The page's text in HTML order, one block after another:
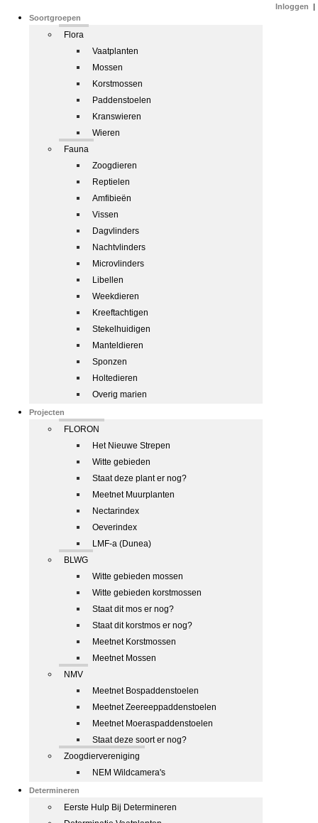
Soortgroepen
Flora
Vaatplanten
Mossen
Korstmossen
Paddenstoelen
Kranswieren
Wieren
Fauna
Zoogdieren
Reptielen
Amfibieën
Vissen
Dagvlinders
Nachtvlinders
Microvlinders
Libellen
Weekdieren
Kreeftachtigen
Stekelhuidigen
Manteldieren
Sponzen
Holtedieren
Overig marien
Projecten
FLORON
Het Nieuwe Strepen
Witte gebieden
Staat deze plant er nog?
Meetnet Muurplanten
Nectarindex
Oeverindex
LMF-a (Dunea)
BLWG
Witte gebieden mossen
Witte gebieden korstmossen
Staat dit mos er nog?
Staat dit korstmos er nog?
Meetnet Korstmossen
Meetnet Mossen
NMV
Meetnet Bospaddenstoelen
Meetnet Zeereeppaddenstoelen
Meetnet Moeraspaddenstoelen
Staat deze soort er nog?
Zoogdiervereniging
NEM Wildcamera's
Determineren
Eerste Hulp Bij Determineren
Inloggen |